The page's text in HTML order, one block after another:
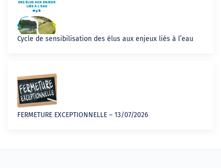
Cycle de sensibilisation des élus aux enjeux liés à l’eau
FERMETURE EXCEPTIONNELLE – 13/07/2026